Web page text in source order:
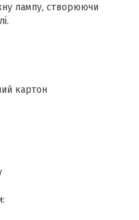
лампу, створюючи
картон